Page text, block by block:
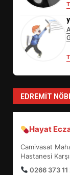
EDREMIT
Hayat
Camivasat
Hastanesi
0266 373 11
4
5